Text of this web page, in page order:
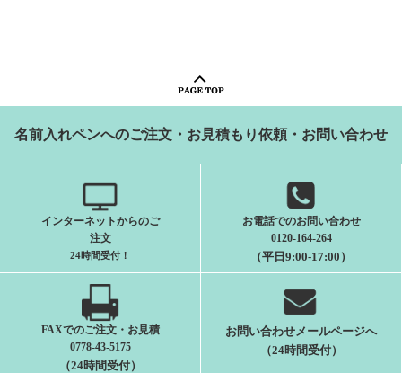
名前入れペンへのご注文・お見積もり依頼・お問い合わせ
インターネットからのご
注文
24時間受付 ！
お電話でのお問い合わせ
0120-164-264
（平日9:00-17:00）
FAXでのご注文・お見積
0778-43-5175
（24時間受付）
お問い合わせメールページへ
（24時間受付）